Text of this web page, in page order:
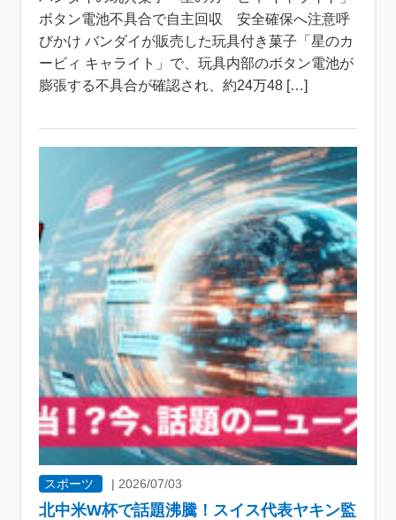
ボタン電池不具合で自主回収 安全確保へ注意呼
びかけ バンダイが販売した玩具付き菓子「星のカ
ービィ キャライト」で、玩具内部のボタン電池が
膨張する不具合が確認され、約24万48 […]
スポーツ | 2026/07/03
北中米W杯で話題沸騰！スイス代表ヤキン監